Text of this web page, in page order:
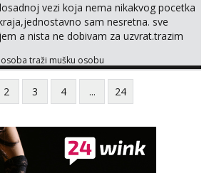
vezi koja nema nikakvog pocetka
sam nesretna. sve
a nista ne dobivam za uzvrat.trazim
puno samo malo njeznosti i
volim njezan seks i njezne
po tijelu koji me jako
kad muskarac preuzme
tamo, cekam te!
traži mušku osobu
2 3 4 ... 24